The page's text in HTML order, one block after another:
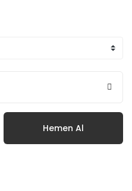
Hemen Al